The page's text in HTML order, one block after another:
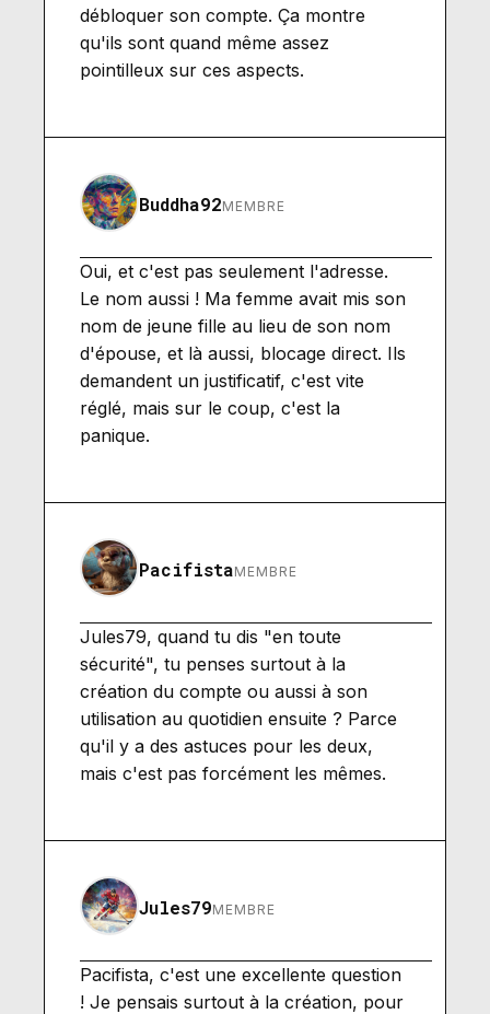
débloquer son compte. Ça montre
qu'ils sont quand même assez
pointilleux sur ces aspects.
Buddha92MEMBRE
Oui, et c'est pas seulement l'adresse.
Le nom aussi ! Ma femme avait mis son
nom de jeune fille au lieu de son nom
d'épouse, et là aussi, blocage direct. Ils
demandent un justificatif, c'est vite
réglé, mais sur le coup, c'est la
panique.
PacifistaMEMBRE
Jules79, quand tu dis "en toute
sécurité", tu penses surtout à la
création du compte ou aussi à son
utilisation au quotidien ensuite ? Parce
qu'il y a des astuces pour les deux,
mais c'est pas forcément les mêmes.
Jules79MEMBRE
Pacifista, c'est une excellente question
! Je pensais surtout à la création, pour